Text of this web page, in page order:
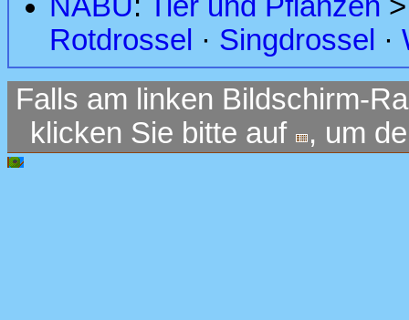
Rotdrossel · Singdrossel ·
Falls am linken Bildschirm-
klicken Sie bitte auf
, um